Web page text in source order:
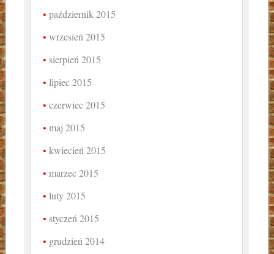
październik 2015
wrzesień 2015
sierpień 2015
lipiec 2015
czerwiec 2015
maj 2015
kwiecień 2015
marzec 2015
luty 2015
styczeń 2015
grudzień 2014